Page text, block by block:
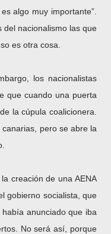
algo muy importante”.
del nacionalismo las que
es otra cosa.
los nacionalistas
que cuando una puerta
la cúpula coalicionera.
pero se abre la
creación de una AENA
gobierno socialista, que
anunciado que iba
No será así, porque